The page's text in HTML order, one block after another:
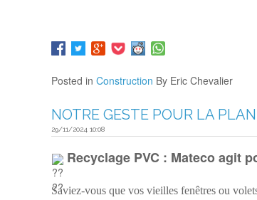
Posted in Construction By Eric Chevalier
NOTRE GESTE POUR LA
29/11/2024 10:08
Recyclage PVC : Mateco agit
Saviez-vous que vos vieilles fenêtres ou